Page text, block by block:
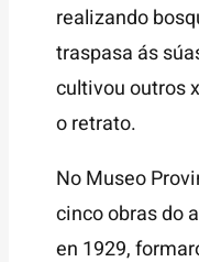
realizando
traspasa ás
cultivou outros
o retrato.
No Museo
cinco obras do
en 1929,